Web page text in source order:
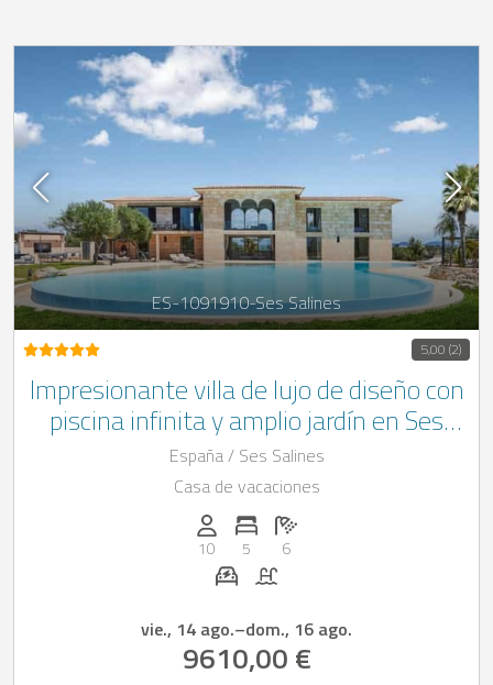
ES-1091910-Ses Salines
5,00 (2)
Impresionante villa de lujo de diseño con
piscina infinita y amplio jardín en Ses
Salines, Mallorca.
España / Ses Salines
Casa de vacaciones
Personas (max.): 10
10
Numero de habitaciones: 5
5
Cantidad de baños: 6
6
Estación de recarga para coches
Piscina
vie., 14 ago.–dom., 16 ago.
9610,00 €